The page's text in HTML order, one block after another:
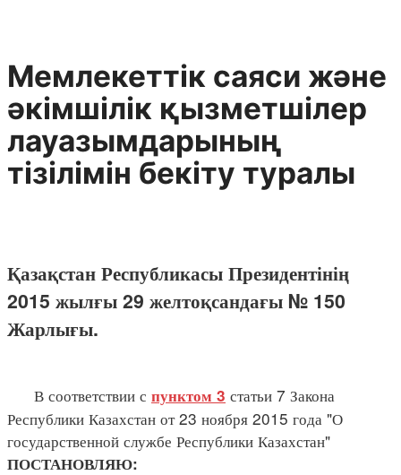
Мемлекеттік саяси және
әкімшілік қызметшілер
лауазымдарының
тізілімін бекіту туралы
Қазақстан Республикасы Президентінің
2015 жылғы 29 желтоқсандағы № 150
Жарлығы.
В соответствии с пунктом 3 статьи 7 Закона
Республики Казахстан от 23 ноября 2015 года "О
государственной службе Республики Казахстан"
ПОСТАНОВЛЯЮ: